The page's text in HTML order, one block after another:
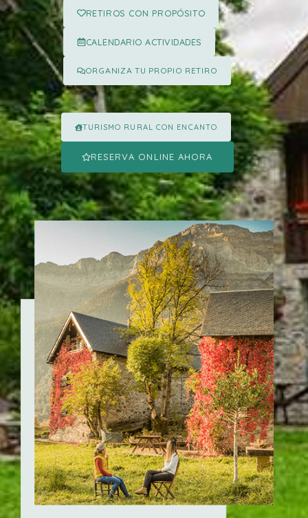
RETIROS CON PROPÓSITO
CALENDARIO ACTIVIDADES
ORGANIZA TU PROPIO RETIRO
TURISMO RURAL CON ENCANTO
RESERVA ONLINE AHORA